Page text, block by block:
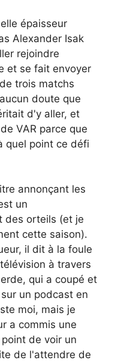
épaisseur
Alexander Isak
rejoindre
et se fait envoyer
trois matchs
doute que
d'y aller, et
VAR parce que
quel point ce défi
annonçant les
un
des orteils (et je
cette saison).
il dit à la foule
à travers
qui a coupé et
un podcast en
moi, mais je
a commis une
de voir un
de l'attendre de